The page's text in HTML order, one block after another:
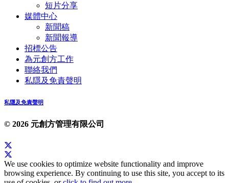
短片分享
媒體中心
新聞稿
新聞報導
招標公告
為元創方工作
聯絡我們
私隱及免責聲明
私隱及免責聲明
© 2026 元創方管理有限公司
We use cookies to optimize website functionality and improve
browsing experience. By continuing to use this site, you accept to its